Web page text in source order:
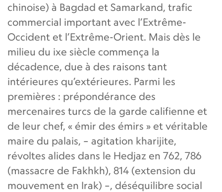
chinoise) à Bagdad et Samarkand, trafic
commercial important avec l’Extrême-
Occident et l’Extrême-Orient. Mais dès le
milieu du ixe siècle commença la
décadence, due à des raisons tant
intérieures qu’extérieures. Parmi les
premières : prépondérance des
mercenaires turcs de la garde califienne et
de leur chef, « émir des émirs » et véritable
maire du palais, – agitation kharijite,
révoltes alides dans le Hedjaz en 762, 786
(massacre de Fakhkh), 814 (extension du
mouvement en Irak) –, déséquilibre social